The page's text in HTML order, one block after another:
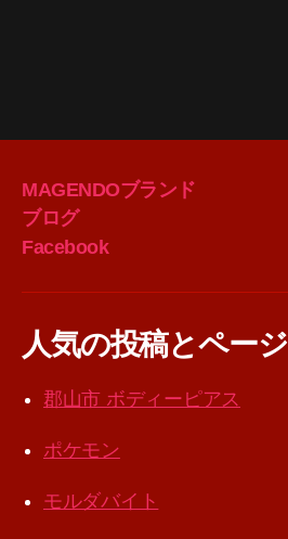
MAGENDOブランド
ブログ
Facebook
人気の投稿とページ
郡山市 ボディーピアス
ポケモン
モルダバイト